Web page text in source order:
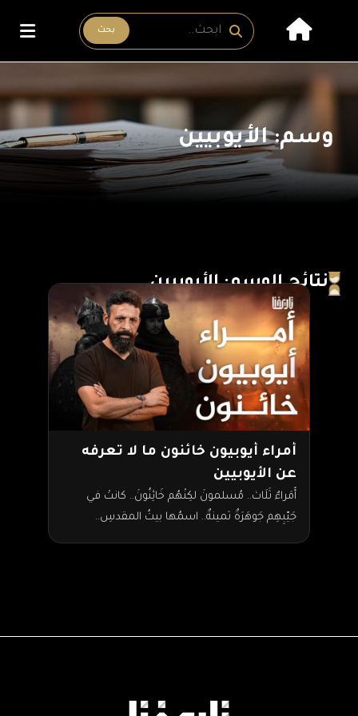
بحث
وسم: الأيوبيين
نتائج الوسم: الأيوبيين
أمراء أيوبيون خائنون ما لا تعرفه
عن الأيوبيين
أُمَراءٌ ثَلَاث.. مُسلمونَ لكِنْهُم خَائِنُونَ.. كانتْ في
جَيّبِهِم جَوهَرَةٌ ثمينةٌ.. اسمُها بيتُ المقدسِ..